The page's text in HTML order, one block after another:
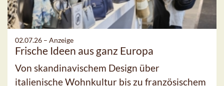
02.07.26 – Anzeige
Frische Ideen aus ganz Europa
Von skandinavischem Design über
italienische Wohnkultur bis zu französischem